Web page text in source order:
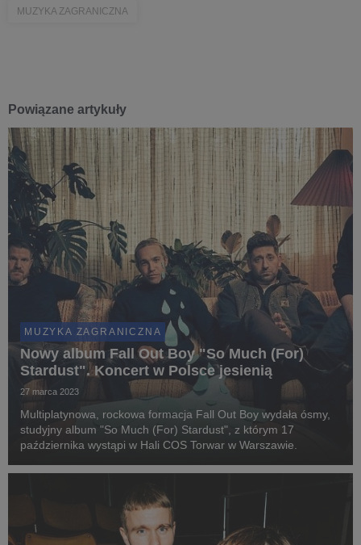
MUZYKA ZAGRANICZNA
Powiązane artykuły
MUZYKA ZAGRANICZNA
Nowy album Fall Out Boy "So Much (For)
Stardust". Koncert w Polsce jesienią
27 marca 2023
Multiplatynowa, rockowa formacja Fall Out Boy wydała ósmy,
studyjny album "So Much (For) Stardust", z którym 17
października wystąpi w Hali COS Torwar w Warszawie.